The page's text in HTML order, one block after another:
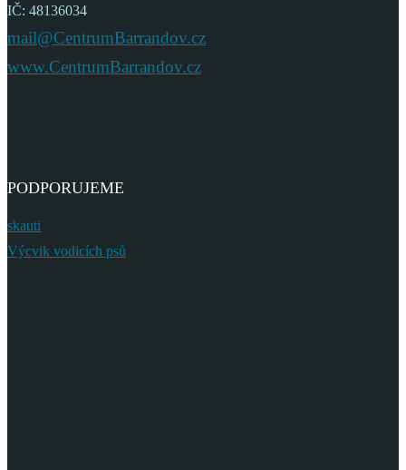
IČ: 48136034
mail@CentrumBarrandov.cz
www.CentrumBarrandov.cz
PODPORUJEME
skauti
Výcvik vodicích psů